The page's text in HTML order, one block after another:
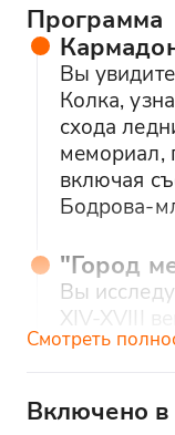
Программа
Вы
Колка,
схода
мемориал,
включая
Бодрова-
"Город
Вы
XIV-XVIII
склепов,
обрядах.
Смотреть
Включено в